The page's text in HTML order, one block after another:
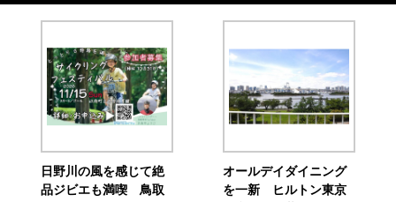
日野川の風を感じて絶
品ジビエも満喫 鳥取
オールデイダイニング
を一新 ヒルトン東京